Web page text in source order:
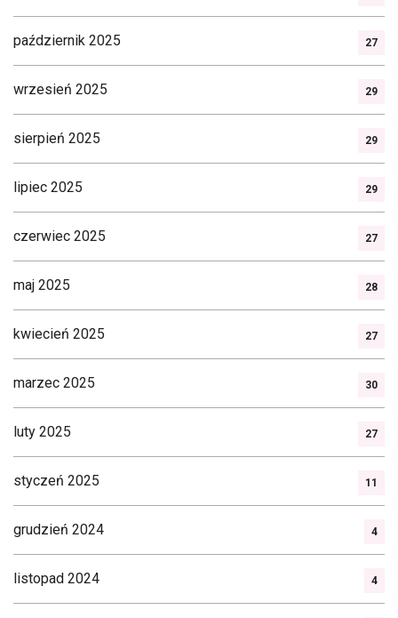
październik 2025 27
wrzesień 2025 29
sierpień 2025 29
lipiec 2025 29
czerwiec 2025 27
maj 2025 28
kwiecień 2025 27
marzec 2025 30
luty 2025 27
styczeń 2025 11
grudzień 2024 4
listopad 2024 4